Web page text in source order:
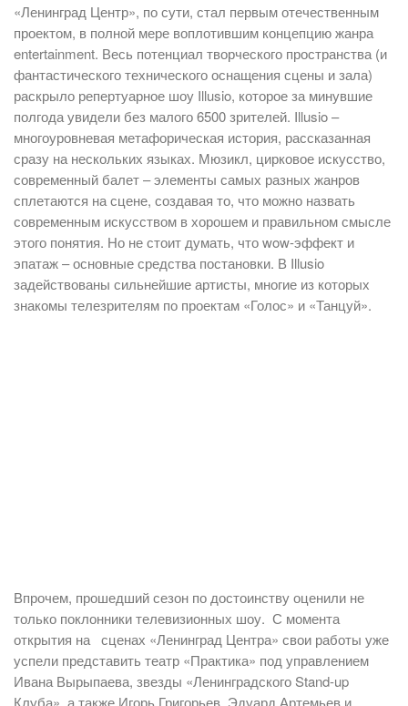
«Ленинград Центр», по сути, стал первым отечественным
проектом, в полной мере воплотившим концепцию жанра
entertainment. Весь потенциал творческого пространства (и
фантастического технического оснащения сцены и зала)
раскрыло репертуарное шоу Illusio, которое за минувшие
полгода увидели без малого 6500 зрителей. Illusio –
многоуровневая метафорическая история, рассказанная
сразу на нескольких языках. Мюзикл, цирковое искусство,
современный балет – элементы самых разных жанров
сплетаются на сцене, создавая то, что можно назвать
современным искусством в хорошем и правильном смысле
этого понятия. Но не стоит думать, что wow-эффект и
эпатаж – основные средства постановки. В Illusio
задействованы сильнейшие артисты, многие из которых
знакомы телезрителям по проектам «Голос» и «Танцуй».
Впрочем, прошедший сезон по достоинству оценили не
только поклонники телевизионных шоу. С момента
открытия на сценах «Ленинград Центра» свои работы уже
успели представить театр «Практика» под управлением
Ивана Вырыпаева, звезды «Ленинградского Stand-up
Клуба», а также Игорь Григорьев, Эдуард Артемьев и